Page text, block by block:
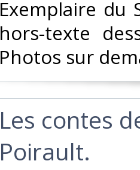
‎Exemplaire du
hors-texte
Photos sur
‎Les contes
Poirault. ‎